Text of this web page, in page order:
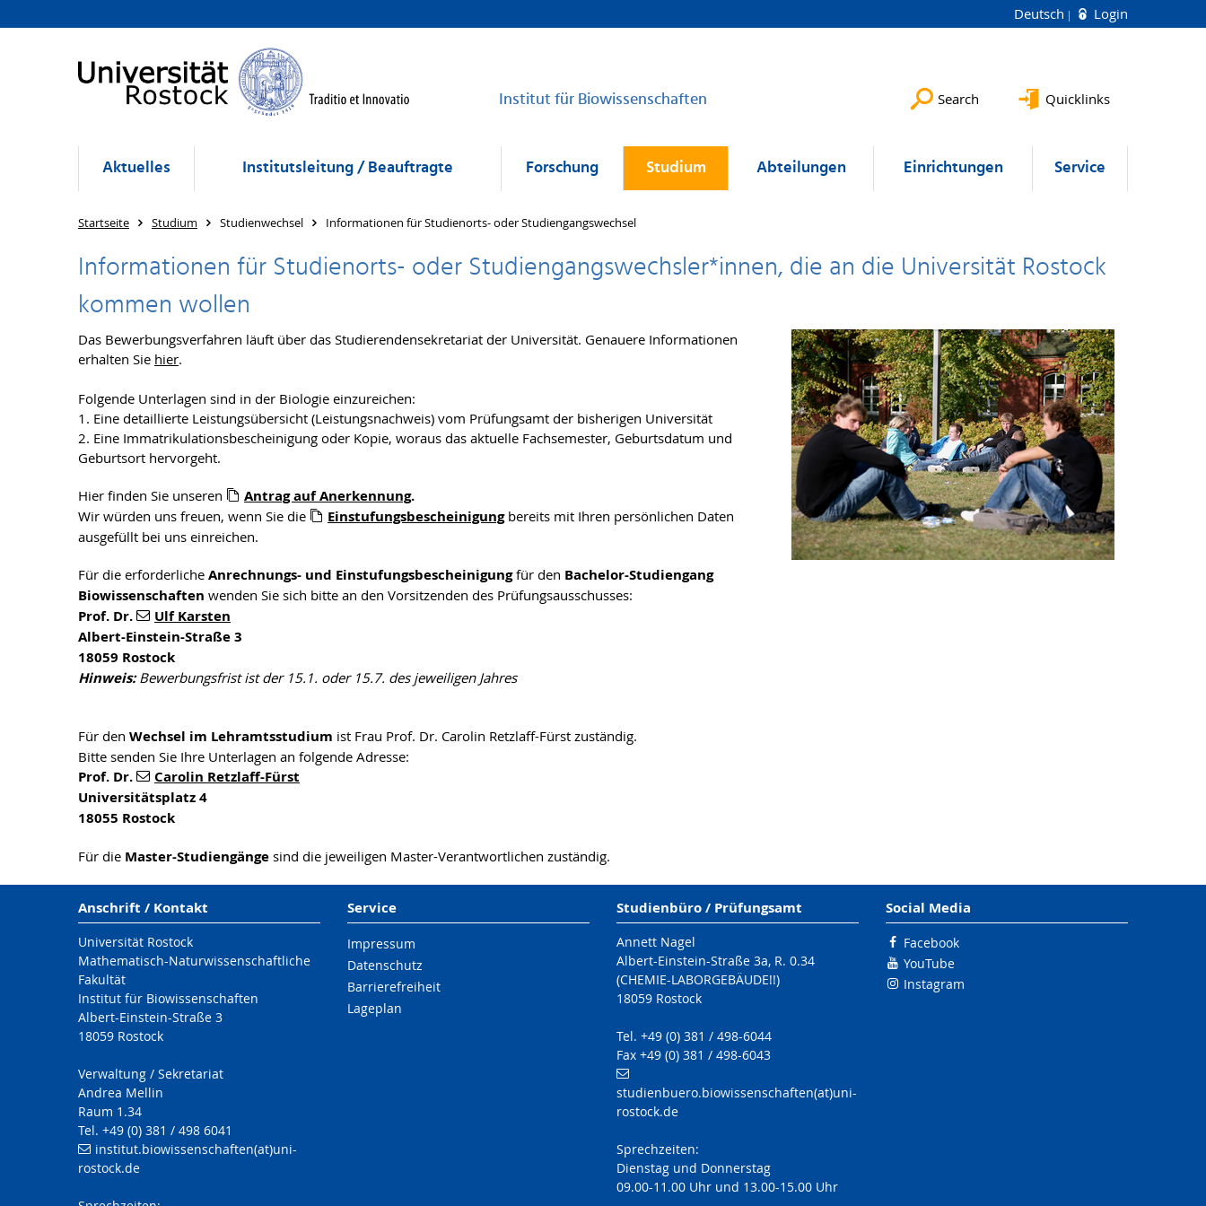
Deutsch Login
Institut für Biowissenschaften Search Quicklinks
Aktuelles Institutsleitung / Beauftragte Forschung Studium Abteilungen Einrichtungen Service
Startseite Studium Studienwechsel Informationen für Studienorts- oder Studiengangswechsel
Informationen für Studienorts- oder Studiengangswechsler*innen, die an die Universität Rostock
kommen wollen
Das Bewerbungsverfahren läuft über das Studierendensekretariat der Universität. Genauere Informationen
erhalten Sie hier.
Folgende Unterlagen sind in der Biologie einzureichen:
1. Eine detaillierte Leistungsübersicht (Leistungsnachweis) vom Prüfungsamt der bisherigen Universität
2. Eine Immatrikulationsbescheinigung oder Kopie, woraus das aktuelle Fachsemester, Geburtsdatum und
Geburtsort hervorgeht.
Hier finden Sie unseren Antrag auf Anerkennung.
Wir würden uns freuen, wenn Sie die Einstufungsbescheinigungbereits mit Ihren persönlichen Daten
ausgefüllt bei uns einreichen.
Für die erforderliche Anrechnungs- und Einstufungsbescheinigungfür den Bachelor-Studiengang
Biowissenschaften wenden Sie sich bitte an den Vorsitzenden des Prüfungsausschusses:
Prof. Dr.
Ulf Karsten
Albert-Einstein-Straße 3
18059 Rostock
Hinweis:Bewerbungsfrist ist der 15.1. oder 15.7. des jeweiligen Jahres
Für den Wechsel im Lehramtsstudium ist Frau Prof. Dr. Carolin Retzlaff-Fürst zuständig.
Bitte senden Sie Ihre Unterlagen an folgende Adresse:
Prof. Dr.
Carolin Retzlaff-Fürst
Universitätsplatz 4
18055 Rostock
Für die Master-Studiengänge sind die jeweiligen Master-Verantwortlichen zuständig.
Anschrift / Kontakt
Universität Rostock
Mathematisch-Naturwissenschaftliche
Fakultät
Institut für Biowissenschaften
Albert-Einstein-Straße 3
18059 Rostock
Verwaltung / Sekretariat
Andrea Mellin
Raum 1.34
Tel. +49 (0) 381 / 498 6041
institut.biowissenschaften(at)uni-
rostock.de
Service
Impressum
Datenschutz
Barrierefreiheit
Lageplan
Studienbüro / Prüfungsamt
Annett Nagel
Albert-Einstein-Straße 3a, R. 0.34
(CHEMIE-LABORGEBÄUDE!!)
18059 Rostock
Tel. +49 (0) 381 / 498-6044
Fax +49 (0) 381 / 498-6043
studienbuero.biowissenschaften(at)uni-
rostock.de
Sprechzeiten:
Dienstag und Donnerstag
09.00-11.00 Uhr und 13.00-15.00 Uhr
Social Media
Facebook
YouTube
Instagram